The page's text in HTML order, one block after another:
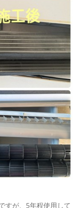
せ
すが、5年程使用して